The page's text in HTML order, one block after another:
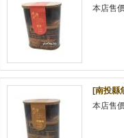
本店售
[南投縣
本店售